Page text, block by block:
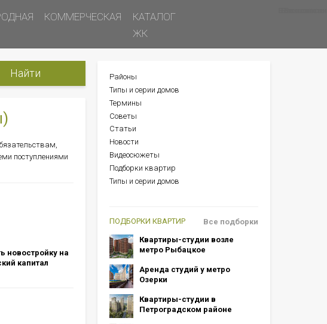
КОММЕРЧЕСКАЯ
КАТАЛОГ
ЖК
поступлениями
новостройку на
капитал
БОКОВОЕ
МЕНЮ
Районы
Типы и серии домов
Термины
Советы
Статьи
Новости
Видеосюжеты
Подборки квартир
Типы и серии домов
ПОДБОРКИ КВАРТИР
Квартиры-студии возле
метро Рыбацкое
Аренда студий у метро
Озерки
Квартиры-студии в
Петроградском районе
Все подборки